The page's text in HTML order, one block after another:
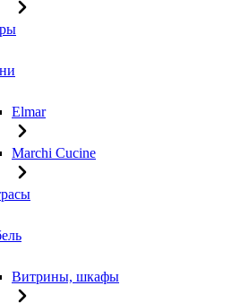
Elmar
Marchi Cucine
Витрины, шкафы